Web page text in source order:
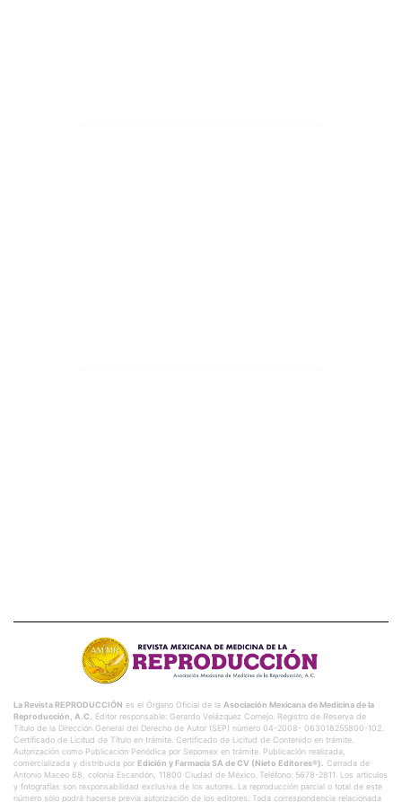
La Revista REPRODUCCIÓN es el Órgano Oficial de la Asociación Mexicana de Medicina de la
Reproducción, A.C. Editor responsable: Gerardo Velázquez Cornejo. Registro de Reserva de
Título de la Dirección General del Derecho de Autor (SEP) número 04-2008- 063018255800-102.
Certificado de Licitud de Título en trámite. Certificado de Licitud de Contenido en trámite.
Autorización como Publicación Periódica por Sepomex en trámite. Publicación realizada,
comercializada y distribuida por Edición y Farmacia SA de CV (Nieto Editores®). Cerrada de
Antonio Maceo 68, colonia Escandón, 11800 Ciudad de México. Teléfono: 5678-2811. Los artículos
y fotografías son responsabilidad exclusiva de los autores. La reproducción parcial o total de este
número sólo podrá hacerse previa autorización de los editores. Toda correspondencia relacionada